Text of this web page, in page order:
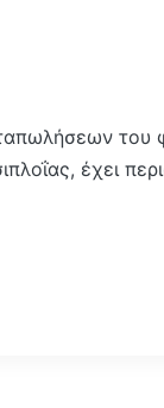
έχει